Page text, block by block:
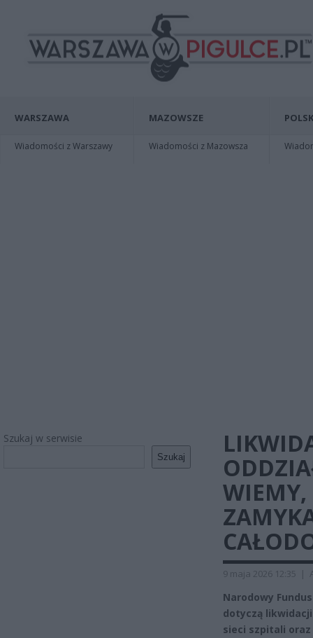
WARSZAWA
Wiadomości z Warszawy
MAZOWSZE
Wiadomości z Mazowsza
Szukaj w serwisie
Szukaj
WIEMY,
9 maja 2026 12:35 |
Narodowy
dotyczą
sieci szpitali